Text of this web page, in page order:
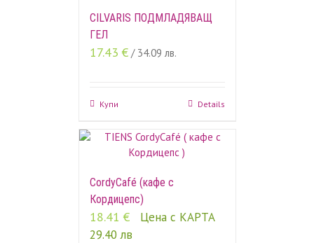
CILVARIS ПОДМЛАДЯВАЩ
ГЕЛ
17.43 € / 34.09 лв.
Купи Details
CordyCafé (кафе с
Кордицепс)
18.41 €
Цена с КАРТА
29.40 лв